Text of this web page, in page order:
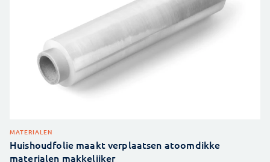
MATERIALEN
Huishoudfolie maakt verplaatsen atoomdikke
materialen makkelijker